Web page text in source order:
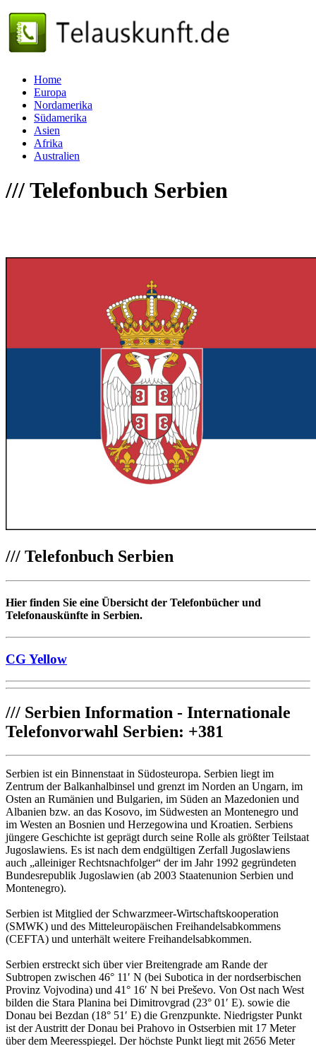
Home
Europa
Nordamerika
Südamerika
Asien
Afrika
Australien
///Telefonbuch Serbien
/// Telefonbuch Serbien
Hier finden Sie eine Übersicht der Telefonbücher und
Telefonauskünfte in Serbien.
CG Yellow
/// Serbien Information - Internationale
Telefonvorwahl Serbien: +381
Serbien ist ein Binnenstaat in Südosteuropa. Serbien liegt im
Zentrum der Balkanhalbinsel und grenzt im Norden an Ungarn, im
Osten an Rumänien und Bulgarien, im Süden an Mazedonien und
Albanien bzw. an das Kosovo, im Südwesten an Montenegro und
im Westen an Bosnien und Herzegowina und Kroatien. Serbiens
jüngere Geschichte ist geprägt durch seine Rolle als größter Teilstaat
Jugoslawiens. Es ist nach dem endgültigen Zerfall Jugoslawiens
auch „alleiniger Rechtsnachfolger“ der im Jahr 1992 gegründeten
Bundesrepublik Jugoslawien (ab 2003 Staatenunion Serbien und
Montenegro).
Serbien ist Mitglied der Schwarzmeer-Wirtschaftskooperation
(SMWK) und des Mitteleuropäischen Freihandelsabkommens
(CEFTA) und unterhält weitere Freihandelsabkommen.
Serbien erstreckt sich über vier Breitengrade am Rande der
Subtropen zwischen 46° 11′ N (bei Subotica in der nordserbischen
Provinz Vojvodina) und 41° 16′ N bei Preševo. Von Ost nach West
bilden die Stara Planina bei Dimitrovgrad (23° 01′ E). sowie die
Donau bei Bezdan (18° 51′ E) die Grenzpunkte. Niedrigster Punkt
ist der Austritt der Donau bei Prahovo in Ostserbien mit 17 Meter
über dem Meeresspiegel. Der höchste Punkt liegt mit 2656 Meter